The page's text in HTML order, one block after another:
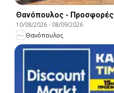
Θανόπουλος - Προσφορές
10/08/2026- 08/09/2026
Θανόπουλος